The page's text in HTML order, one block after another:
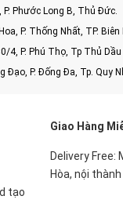
P. Phước Long B, Thủ Đức.
P. Thống Nhất, TP. Biên
4, P. Phú Thọ, Tp Thủ
Đạo, P. Đống Đa, Tp. Quy
tạo
Giao Hàng
Delivery Free:
Hòa, nội